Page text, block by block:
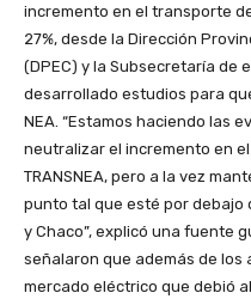
incremento en el transporte
27%, desde la Dirección
(DPEC) y la Subsecretaría de
desarrollado estudios para
NEA. “Estamos haciendo las
neutralizar el incremento en
TRANSNEA, pero a la vez
punto tal que esté por debajo
y Chaco”, explicó una fuente
señalaron que además de
mercado eléctrico que debió